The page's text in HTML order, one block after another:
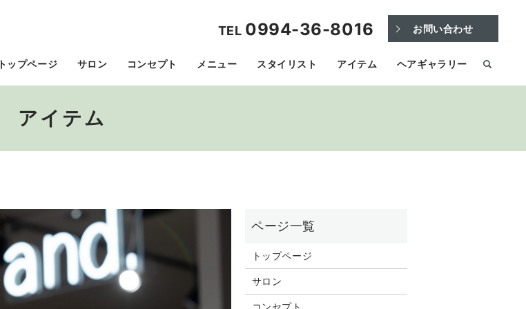
トップページ サロン コンセプト メニュー スタイリスト アイテム ヘアギャラリー
TEL 0994-36-8016 お問い合わせ
アイテム
トップページ
サロン
コンセプト